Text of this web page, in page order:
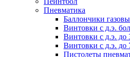
Пневматика
Баллончики
Винтовки с д.э.
Винтовки с д.э. до
Винтовки с д.э. до
Пистолеты